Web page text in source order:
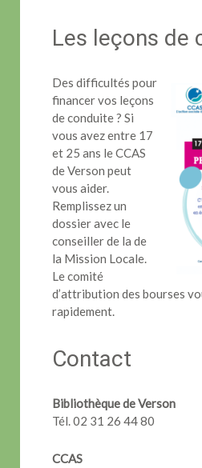
Les leçons de
Des difficultés pour
financer vos leçons
de conduite ? Si
vous avez entre 17
et 25 ans le CCAS
de Verson peut
vous aider.
Remplissez un
dossier avec le
conseiller de la de
la Mission Locale.
Le comité
d’attribution des bourses
rapidement.
Contact
Bibliothèque de Verson
Tél. 02 31 26 44 80
CCAS